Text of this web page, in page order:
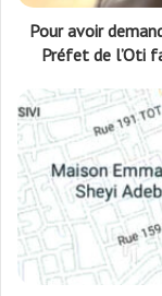
Pour avoir
Préfet de l’Oti